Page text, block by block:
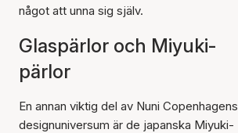
något att unna sig själv.
Glaspärlor och Miyuki-
pärlor
En annan viktig del av Nuni Copenhagens
designuniversum är de japanska Miyuki-